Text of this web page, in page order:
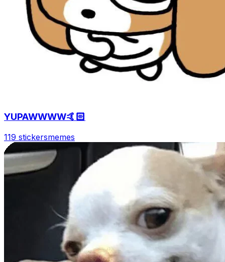
YUPAWWWW🤙🏻
119 stickersmemes